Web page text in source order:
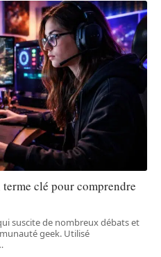
clé pour comprendre
suscite de nombreux débats et
geek. Utilisé